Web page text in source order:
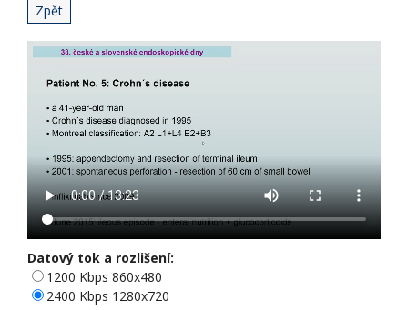
Zpět
Datový tok a rozlišení:
1200 Kbps 860x480
2400 Kbps 1280x720